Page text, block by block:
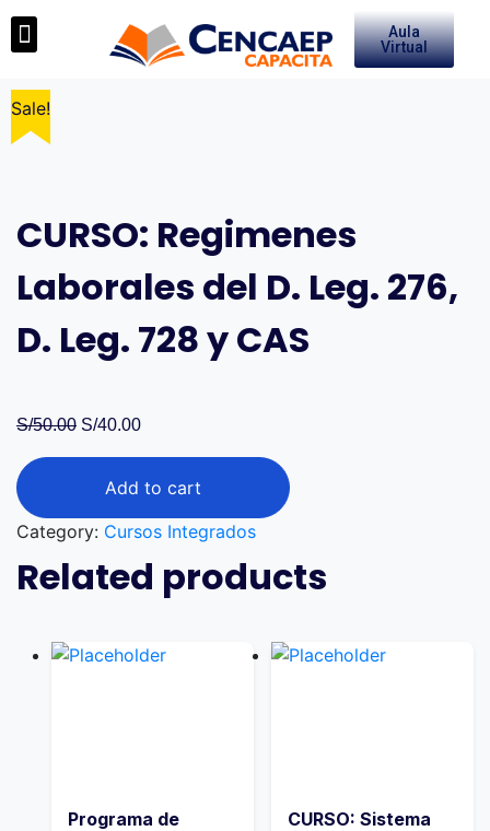
Aula
Virtual
Sale!
CURSO: Regimenes
Laborales del D. Leg. 276,
D. Leg. 728 y CAS
S/50.00 S/40.00
Add to cart
Category: Cursos Integrados
Related products
Programa de
Sale!
CURSO: Sistema